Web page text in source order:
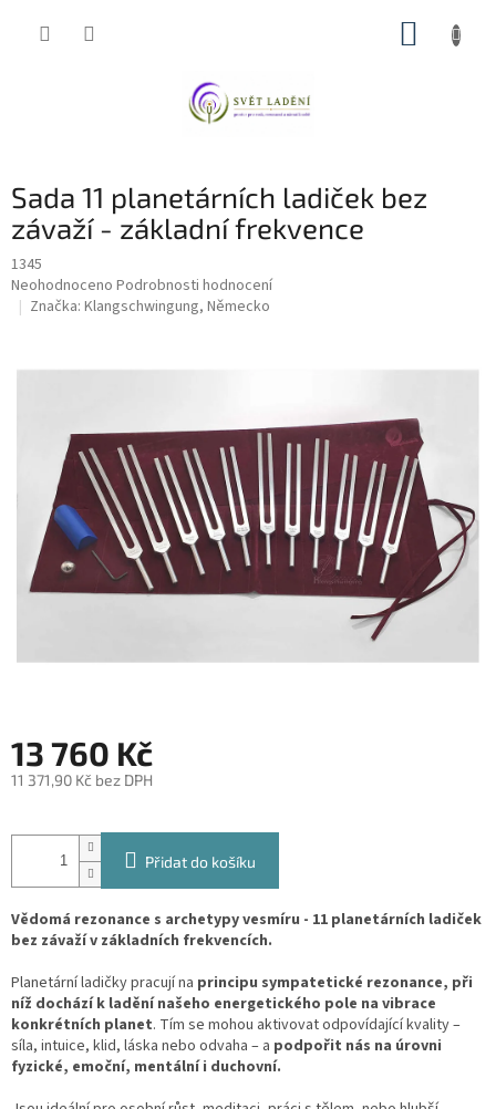
Sada 11 planetárních ladiček bez
závaží - základní frekvence
1345
Průměrné
hodnocení
0,0
hvězdiček.
Neohodnoceno Podrobnosti hodnocení
Značka: Klangschwingung, Německo
13 760 Kč
11 371,90 Kč bez DPH
cena:
Přidat do košíku
Vědomá rezonance s archetypy vesmíru - 11 planetárních ladiček
bez závaží v základních frekvencích.
Planetární ladičky pracují na principu sympatetické rezonance, při
níž dochází k ladění našeho energetického pole na vibrace
konkrétních planet. Tím se mohou aktivovat odpovídající kvality –
síla, intuice, klid, láska nebo odvaha – a podpořit nás na úrovni
fyzické, emoční, mentální i duchovní.